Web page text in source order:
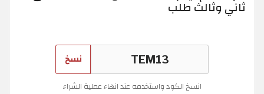
ثاني وثالث طلب
نسخ
انسخ الكود واستخدمه عند انهاء عملية الشراء